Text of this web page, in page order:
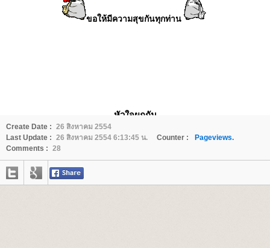
ขอให้มีความสุขกันทุกท่าน
หัวใจผูกกัน
Create Date : 26 สิงหาคม 2554
Last Update : 26 สิงหาคม 2554 6:13:45 น. Counter :
Pageviews.
Comments : 28